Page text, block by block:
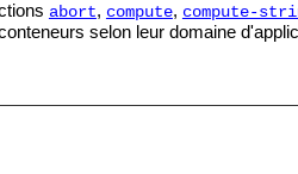
abort, compute, compute-
selon leur domaine